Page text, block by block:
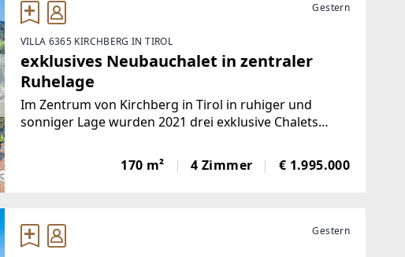
Gestern
VILLA 6365 KIRCHBERG IN TIROL
exklusives Neubauchalet in zentraler
Ruhelage
Im Zentrum von Kirchberg in Tirol in ruhiger und
sonniger Lage wurden 2021 drei exklusive Chalets
auf die umliegende Bergwelt, sondern auch durch die
moderne Bauweise und Einrichtung ein harmonisches
170 m² 4 Zimmer € 1.995.000
Gestern